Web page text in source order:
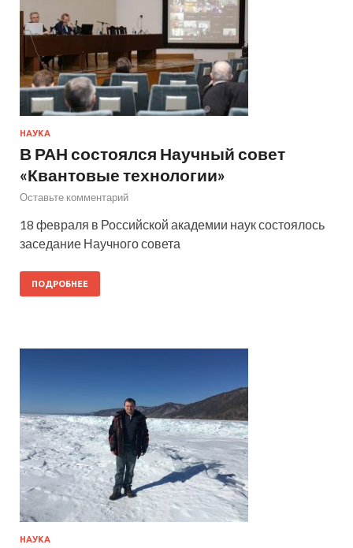
НАУКА
В РАН состоялся Научный совет
«Квантовые технологии»
Оставьте комментарий
18 февраля в Российской академии наук состоялось
заседание Научного совета
ПОДРОБНЕЕ
НАУКА